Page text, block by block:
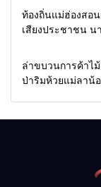
Home ร
ท้องถิ่นแม่ฮ่องสอ
เสียงประชาชน น
สภาฯ ขอหนุนงบ
แหล่งน้ำ และท่องเ
Home ร
ล่าขบวนการค้าไ
ป่าริมห้วยแม่ลาน้อ